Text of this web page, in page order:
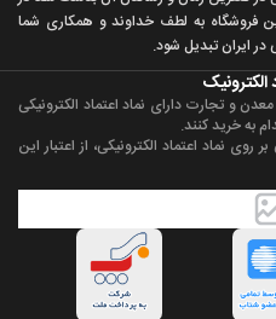
فروشگاه به لطف خداوند و همکاری شما
در ایران تبديل شود.
الکترونیک
و تجارت دارای نماد اعتماد الکترونیکی
به خرید کنند.
نماد اعتماد الکترونیکی، از اعتبار این